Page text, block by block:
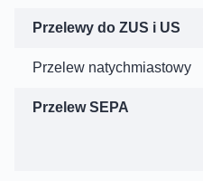
Przelewy do ZUS i US
Przelew natychmiastowy
Przelew SEPA